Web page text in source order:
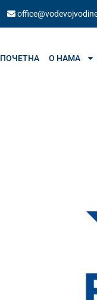
ПОЧЕТНА О НАМА